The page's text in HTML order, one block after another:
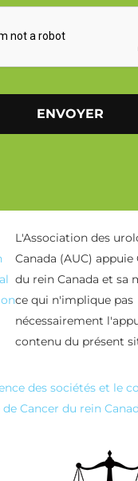
L'Association des
Canada (AUC) appuie
du rein Canada et sa
ce qui n'implique pas
nécessairement
contenu du présent
des sociétés et le
Cancer du rein